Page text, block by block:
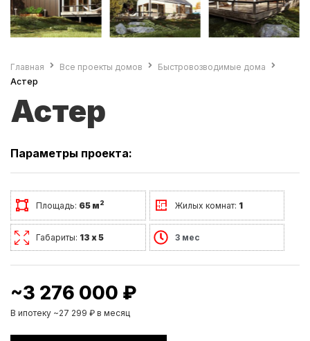
Главная Все проекты домов
Быстровозводимые дома
Астер
Астер
Параметры проекта:
Площадь: 65 м2 Жилых комнат: 1
Габариты: 13 х 5 3 мес
~3 276 000 ₽
В ипотеку ~27 299 ₽ в месяц